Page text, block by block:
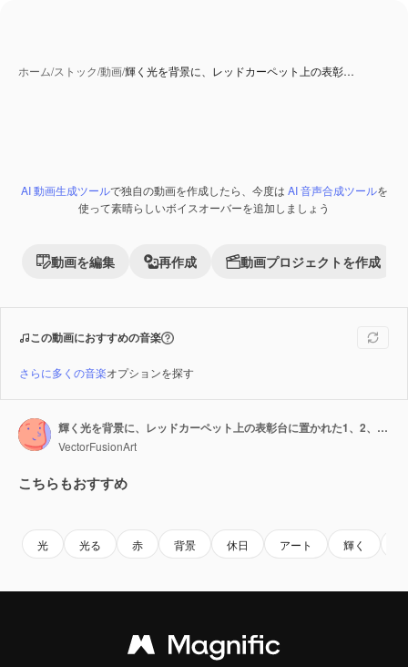
ホーム/ストック/動画/輝く光を背景に、レッドカーペット上の表彰…
PremiumAI 生成コンテンツ
AI 動画生成ツールで独自の動画を作成したら、今度は AI 音声合成ツールを
使って素晴らしいボイスオーバーを追加しましょう
動画を編集 再作成 動画プロジェクトを作成
この動画におすすめの音楽
さらに多くの音楽オプションを探す
輝く光を背景に、レッドカーペット上の表彰台に置かれた1、2、3の数字のアニメーション。
VectorFusionArt
こちらもおすすめ
光 光る 赤 背景 休日 アート 輝く